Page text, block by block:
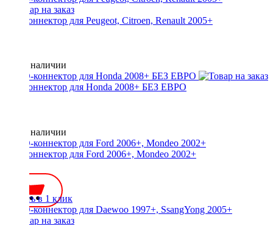
ISO-коннектор для Peugeot, Citroen, Renault 2005+
Нет в наличии
ISO-коннектор для Honda 2008+ БЕЗ ЕВРО
Нет в наличии
ISO-коннектор для Ford 2006+, Mondeo 2002+
Купить в 1 клик